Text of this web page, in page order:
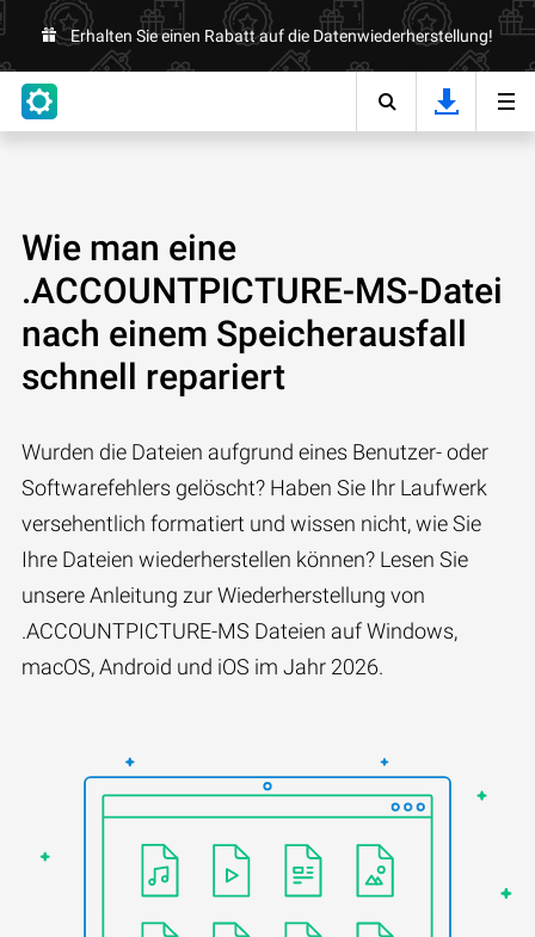
Erhalten Sie einen Rabatt auf die Datenwiederherstellung!
Wie man eine
.ACCOUNTPICTURE-MS-Datei
nach einem Speicherausfall
schnell repariert
Wurden die Dateien aufgrund eines Benutzer- oder
Softwarefehlers gelöscht? Haben Sie Ihr Laufwerk
versehentlich formatiert und wissen nicht, wie Sie
Ihre Dateien wiederherstellen können? Lesen Sie
unsere Anleitung zur Wiederherstellung von
.ACCOUNTPICTURE-MS Dateien auf Windows,
macOS, Android und iOS im Jahr 2026.